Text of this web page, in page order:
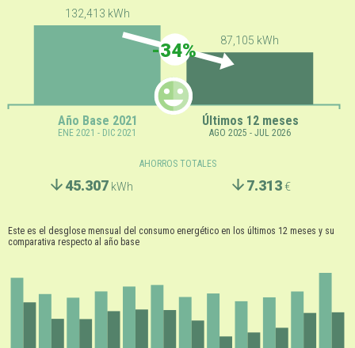
Año Base 2021 Últimos 12 meses
ENE 2021 - DIC 2021 AGO 2025 - JUL 2026
132,413 kWh
87,105 kWh
-34%
AHORROS TOTALES
45.307kWh 7.313€
Este es el desglose mensual del consumo energético en los últimos 12 meses y su
comparativa respecto al año base